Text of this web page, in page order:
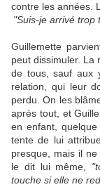
contre les années.
"Suis-je arrivé trop
Guillemette
peut dissimuler. La
de tous, sauf aux
relation, qui leur
perdu. On les
après tout, et
en enfant,
tente de lui
presque, mais il
le dit lui même,
touche si elle ne